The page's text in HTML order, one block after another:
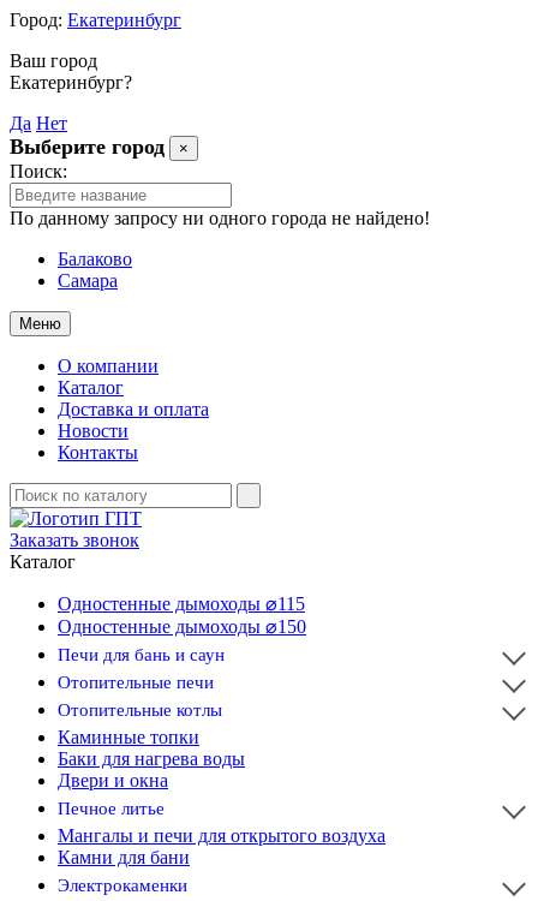
Город: Екатеринбург
Ваш город
Екатеринбург?
Да Нет
Выберите город ×
Поиск:
По данному запросу ни одного города не найдено!
Балаково
Самара
Меню
О компании
Каталог
Доставка и оплата
Новости
Контакты
Заказать звонок
Каталог
Одностенные дымоходы ⌀115
Одностенные дымоходы ⌀150
Печи для бань и саун
Отопительные печи
Отопительные котлы
Каминные топки
Баки для нагрева воды
Двери и окна
Печное литье
Мангалы и печи для открытого воздуха
Камни для бани
Электрокаменки